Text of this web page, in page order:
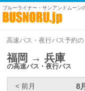
ブルーライナー・サンアンドムーン
高速バス・夜行バス予約の
福岡 → 兵庫
の高速バス・夜行バス
< 前月 8